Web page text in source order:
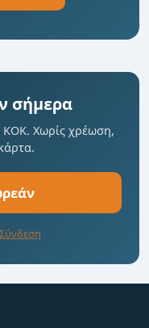
σήμερα
ΚΟΚ. Χωρίς χρέωση,
Σύνδεση